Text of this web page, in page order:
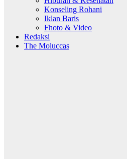
Konseling Rohani
Iklan Baris
Fhoto & Video
Redaksi
The Moluccas